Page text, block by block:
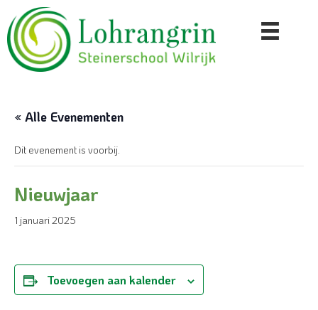
« Alle Evenementen
Dit evenement is voorbij.
Nieuwjaar
1 januari 2025
Toevoegen aan kalender